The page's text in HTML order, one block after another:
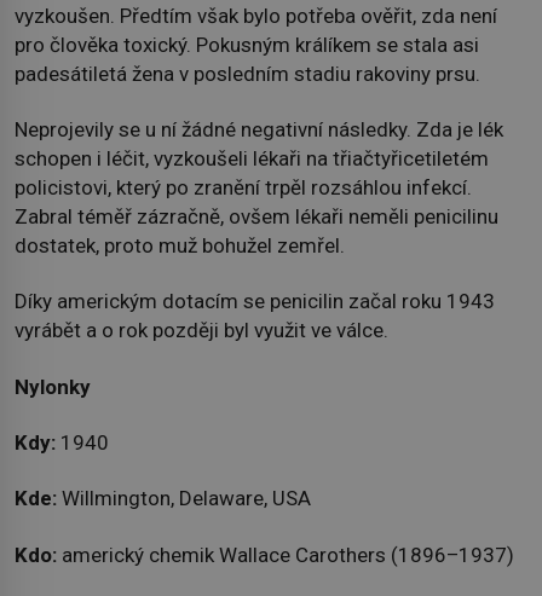
vyzkoušen. Předtím však bylo potřeba ověřit, zda není
pro člověka toxický. Pokusným králíkem se stala asi
padesátiletá žena v posledním stadiu rakoviny prsu.
Neprojevily se u ní žádné negativní následky. Zda je lék
schopen i léčit, vyzkoušeli lékaři na třiačtyřicetiletém
policistovi, který po zranění trpěl rozsáhlou infekcí.
Zabral téměř zázračně, ovšem lékaři neměli penicilinu
dostatek, proto muž bohužel zemřel.
Díky americkým dotacím se penicilin začal roku 1943
vyrábět a o rok později byl využit ve válce.
Nylonky
Kdy: 1940
Kde: Willmington, Delaware, USA
Kdo: americký chemik Wallace Carothers (1896–1937)